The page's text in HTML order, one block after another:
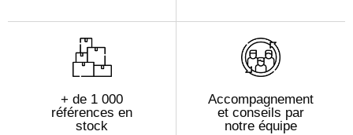
+ de 1 000
références en
stock
Accompagnement
et conseils par
notre équipe